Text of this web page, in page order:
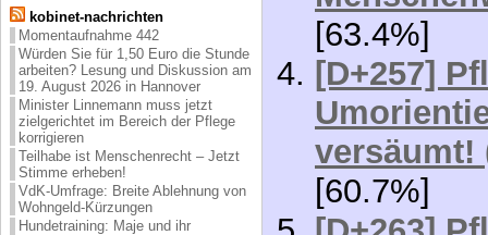
kobinet-nachrichten
Momentaufnahme 442
Würden Sie für 1,50 Euro die Stunde
arbeiten? Lesung und Diskussion am
19. August 2026 in Hannover
Minister Linnemann muss jetzt
zielgerichtet im Bereich der Pflege
korrigieren
Teilhabe ist Menschenrecht – Jetzt
Stimme erheben!
VdK-Umfrage: Breite Ablehnung von
Wohngeld-Kürzungen
Hundetraining: Maje und ihr
[63.4%]
[D+257]
versäumt!
[60.7%]